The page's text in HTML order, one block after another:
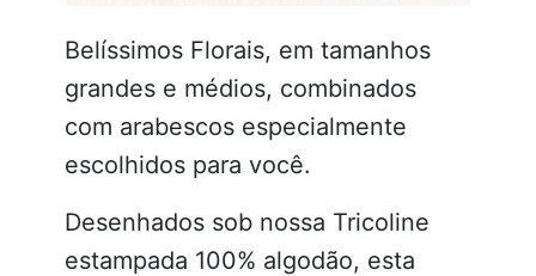
Belíssimos Florais, em tamanhos
grandes e médios, combinados
com arabescos especialmente
escolhidos para você.
Desenhados sob nossa Tricoline
estampada 100% algodão, esta